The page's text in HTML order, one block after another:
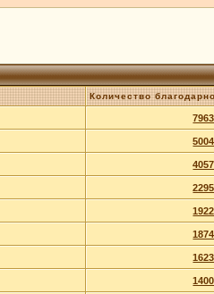
Количество
7963
5004
4057
2295
1922
1874
1623
1400